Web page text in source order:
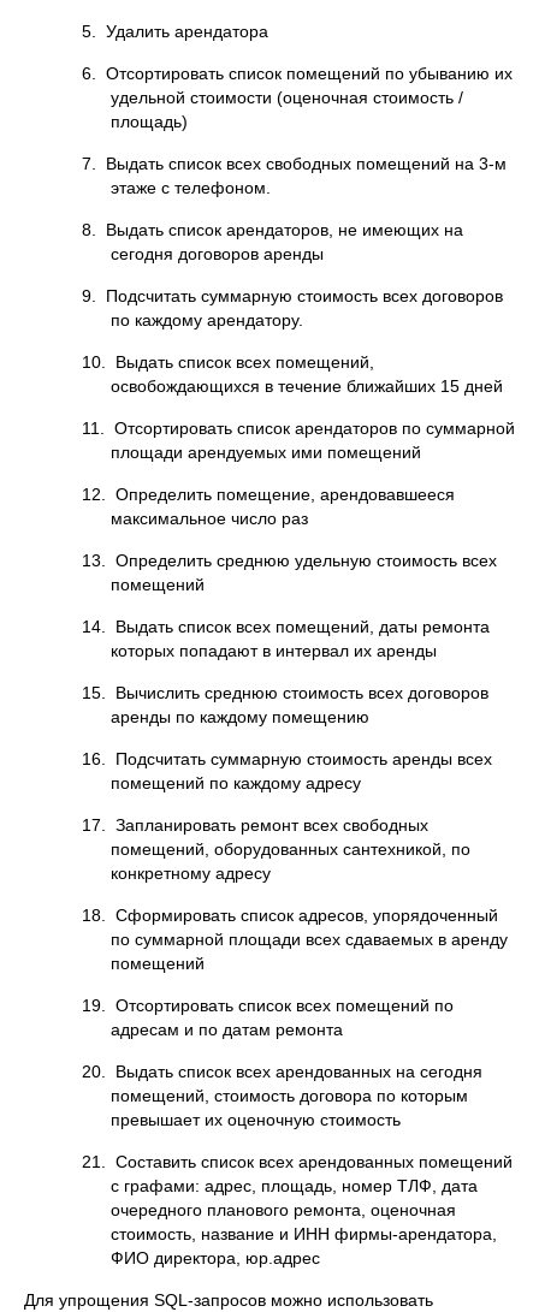
5. Удалить арендатора
6. Отсортировать список помещений по убыванию их
удельной стоимости (оценочная стоимость /
площадь)
7. Выдать список всех свободных помещений на 3-м
этаже с телефоном.
8. Выдать список арендаторов, не имеющих на
сегодня договоров аренды
9. Подсчитать суммарную стоимость всех договоров
по каждому арендатору.
10. Выдать список всех помещений,
освобождающихся в течение ближайших 15 дней
11. Отсортировать список арендаторов по суммарной
площади арендуемых ими помещений
12. Определить помещение, арендовавшееся
максимальное число раз
13. Определить среднюю удельную стоимость всех
помещений
14. Выдать список всех помещений, даты ремонта
которых попадают в интервал их аренды
15. Вычислить среднюю стоимость всех договоров
аренды по каждому помещению
16. Подсчитать суммарную стоимость аренды всех
помещений по каждому адресу
17. Запланировать ремонт всех свободных
помещений, оборудованных сантехникой, по
конкретному адресу
18. Сформировать список адресов, упорядоченный
по суммарной площади всех сдаваемых в аренду
помещений
19. Отсортировать список всех помещений по
адресам и по датам ремонта
20. Выдать список всех арендованных на сегодня
помещений, стоимость договора по которым
превышает их оценочную стоимость
21. Составить список всех арендованных помещений
с графами: адрес, площадь, номер ТЛФ, дата
очередного планового ремонта, оценочная
стоимость, название и ИНН фирмы-арендатора,
ФИО директора, юр.адрес
Для упрощения SQL-запросов можно использовать